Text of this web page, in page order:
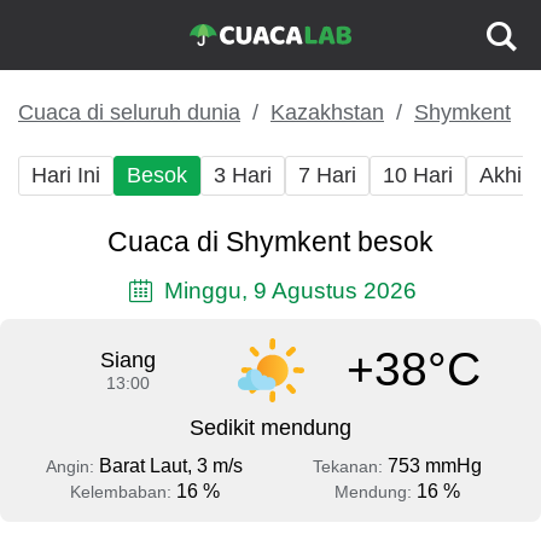
Cuaca di seluruh dunia Kazakhstan Shymkent
Hari Ini Besok 3 Hari 7 Hari 10 Hari Akhir
Cuaca di Shymkent besok
Minggu, 9 Agustus 2026
Siang
13:00 +38°C
Sedikit mendung
Angin: Barat Laut, 3 m/s Tekanan: 753 mmHg
Kelembaban: 16 % Mendung: 16 %